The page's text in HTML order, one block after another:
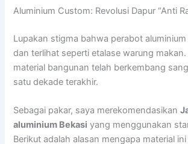
Aluminium Custom: Revolusi Dapur “Anti
Lupakan stigma bahwa perabot
dan terlihat seperti etalase warung
material bangunan telah berkembang
satu dekade terakhir.
Sebagai pakar, saya merekomendasikan
aluminium Bekasi yang menggunakan
Berikut adalah alasan mengapa material